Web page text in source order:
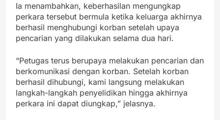
Ia menambahkan, keberhasilan mengungkap
perkara tersebut bermula ketika keluarga akhirnya
berhasil menghubungi korban setelah upaya
pencarian yang dilakukan selama dua hari.
“Petugas terus berupaya melakukan pencarian dan
berkomunikasi dengan korban. Setelah korban
berhasil dihubungi, kami langsung melakukan
langkah-langkah penyelidikan hingga akhirnya
perkara ini dapat diungkap,” jelasnya.